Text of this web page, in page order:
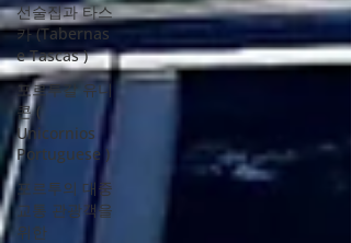
선술집과 타스
카 (Tabernas
e Tascas )
포르투갈 유니
콘 (
Unicornios
Portuguese )
포르투의 대중
교통 관광객을
위한